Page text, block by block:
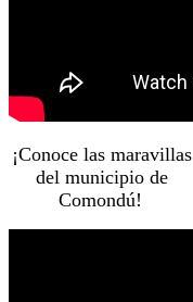
¡Conoce las maravillas
del municipio de
Comondú!